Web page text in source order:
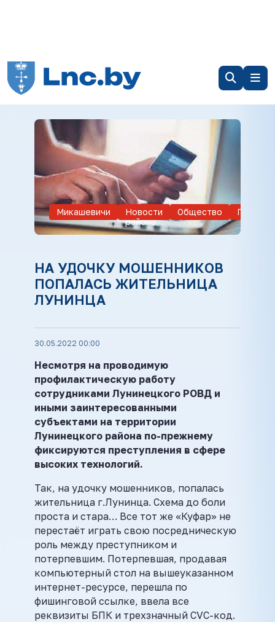
Микашевичи
Новости
района
Общество
НА УДОЧКУ МОШЕННИКОВ
ПОПАЛАСЬ ЖИТЕЛЬНИЦА
ЛУНИНЦА
30.05.2022 00:00
Несмотря на проводимую
профилактическую работу
сотрудниками Лунинецкого РОВД и
иными заинтересованными
субъектами на территории
Лунинецкого района по-прежнему
фиксируются преступления в сфере
высоких технологий.
Так, на удочку мошенников, попалась
жительница г.Лунинца. Схема до боли
проста и стара… Все тот же «Куфар» не
перестаёт играть свою посредническую
роль между преступником и
потерпевшим. Потерпевшая, продавая
компьютерный стол на вышеуказанном
интернет-ресурсе, перешла по
фишинговой ссылке, ввела все
реквизиты БПК и трехзначный CVC-код.